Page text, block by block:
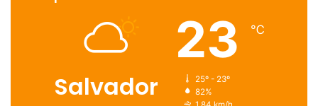
Salvador
23 ℃
25º - 23º
82%